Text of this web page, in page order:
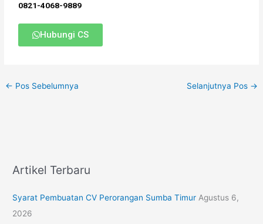
0821-4068-9889
Hubungi CS
← Pos Sebelumnya Selanjutnya Pos →
Artikel Terbaru
Syarat Pembuatan CV Perorangan Sumba Timur Agustus 6,
2026